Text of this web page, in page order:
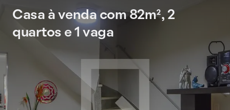
Casa à venda com 82m², 2
quartos e 1 vaga